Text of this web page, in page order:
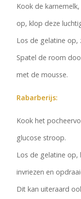
Kook de
op, klop deze
Los de gelatine op,
Spatel de room
met de mousse.
Rabarberijs:
Kook het
glucose stroop.
Los de gelatine op,
invriezen en
Dit kan uiteraard